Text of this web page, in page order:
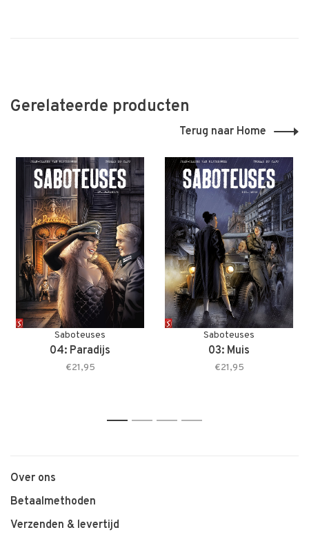
Gerelateerde producten
Terug naar Home
Saboteuses
04: Paradijs
€21,95
Saboteuses
03: Muis
€21,95
1 2 3 4
Over ons
Betaalmethoden
Verzenden & levertijd